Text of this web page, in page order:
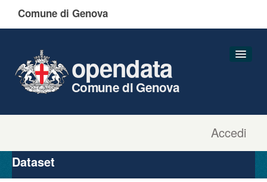
Comune di Genova
Accedi
opendata
Comune di Genova
Organizzazioni
Gruppi
Dataset